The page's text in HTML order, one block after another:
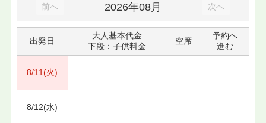
前へ 2026年08月 次へ
出発日
大人基本代金
下段：子供料金
空席
予約へ
進む
8/11(火)
8/12(水)